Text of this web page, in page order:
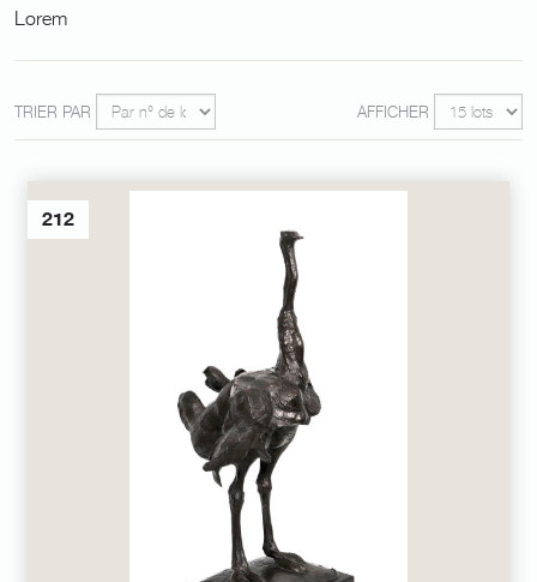
Lorem
TRIER PAR AFFICHER
212